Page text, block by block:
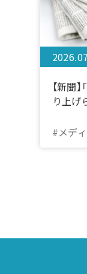
【新聞
り上げ
#メデ